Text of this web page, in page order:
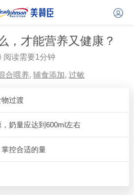
，才能营养又健康？
阅读需要1分钟
合喂养, 辅食添加, 过敏
过渡
奶量应达到600ml左右
控合适的量